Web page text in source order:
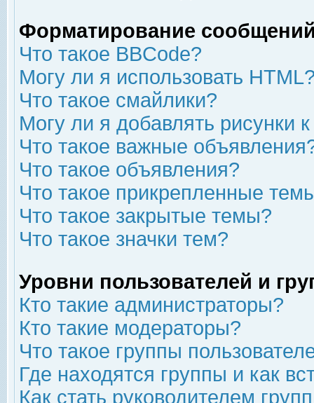
Форматирование
Что такое BBCode?
Могу ли я использовать
Что такое смайлики?
Могу ли я добавлять рисунки
Что такое важные
Что такое объявления?
Что такое прикрепленные
Что такое закрытые темы?
Что такое значки тем?
Уровни пользователей и
Кто такие администраторы?
Кто такие модераторы?
Что такое группы
Где находятся группы и как
Как стать руководителем